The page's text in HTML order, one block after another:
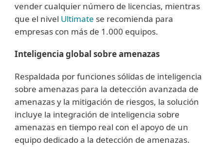
vender cualquier número de licencias, mientras
que el nivel Ultimate se recomienda para
empresas con más de 1.000 equipos.
Inteligencia global sobre amenazas
Respaldada por funciones sólidas de inteligencia
sobre amenazas para la detección avanzada de
amenazas y la mitigación de riesgos, la solución
incluye la integración de inteligencia sobre
amenazas en tiempo real con el apoyo de un
equipo dedicado a la detección de amenazas.